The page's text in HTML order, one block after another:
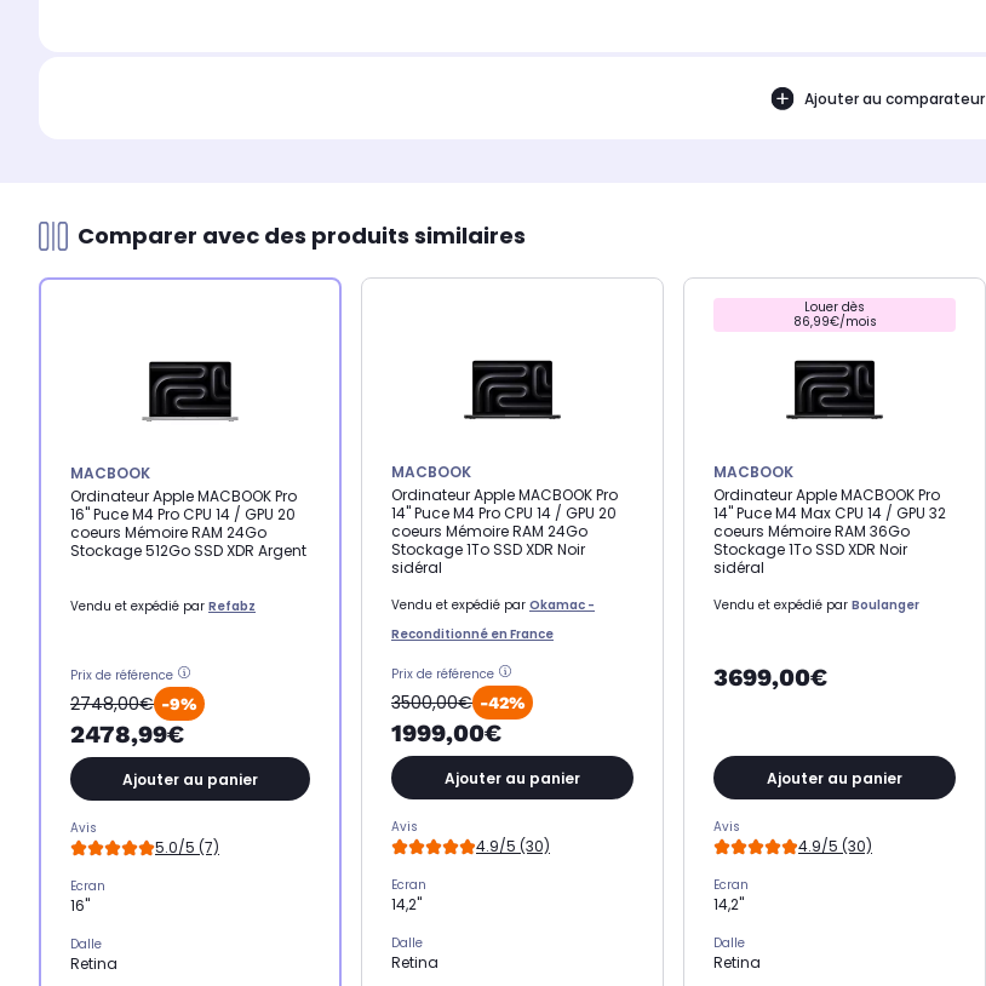
Ajouter au comparateur
Comparer avec des produits similaires
MACBOOK
Ordinateur Apple MACBOOK Pro
16" Puce M4 Pro CPU 14 / GPU 20
coeurs Mémoire RAM 24Go
Stockage 512Go SSD XDR Argent
Vendu et expédié par Refabz
Prix de référence
2748,00€ -9%
2478,99€
Ajouter au panier
Avis
5.0/5 (7)
Ecran
16"
Dalle
Retina
MACBOOK
Ordinateur Apple MACBOOK Pro
14" Puce M4 Pro CPU 14 / GPU 20
coeurs Mémoire RAM 24Go
Stockage 1To SSD XDR Noir
sidéral
Vendu et expédié par Okamac -
Reconditionné en France
Prix de référence
3500,00€ -42%
1999,00€
Ajouter au panier
Avis
4.9/5 (30)
Ecran
14,2"
Dalle
Retina
Louer dès
86,99€/mois
MACBOOK
Ordinateur Apple MACBOOK Pro
14" Puce M4 Max CPU 14 / GPU 32
coeurs Mémoire RAM 36Go
Stockage 1To SSD XDR Noir
sidéral
Vendu et expédié par Boulanger
3699,00€
Ajouter au panier
Avis
4.9/5 (30)
Ecran
14,2"
Dalle
Retina